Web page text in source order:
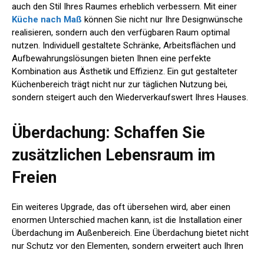
auch den Stil Ihres Raumes erheblich verbessern. Mit einer
Küche nach Maß können Sie nicht nur Ihre Designwünsche
realisieren, sondern auch den verfügbaren Raum optimal
nutzen. Individuell gestaltete Schränke, Arbeitsflächen und
Aufbewahrungslösungen bieten Ihnen eine perfekte
Kombination aus Ästhetik und Effizienz. Ein gut gestalteter
Küchenbereich trägt nicht nur zur täglichen Nutzung bei,
sondern steigert auch den Wiederverkaufswert Ihres Hauses.
Überdachung: Schaffen Sie
zusätzlichen Lebensraum im
Freien
Ein weiteres Upgrade, das oft übersehen wird, aber einen
enormen Unterschied machen kann, ist die Installation einer
Überdachung im Außenbereich. Eine Überdachung bietet nicht
nur Schutz vor den Elementen, sondern erweitert auch Ihren